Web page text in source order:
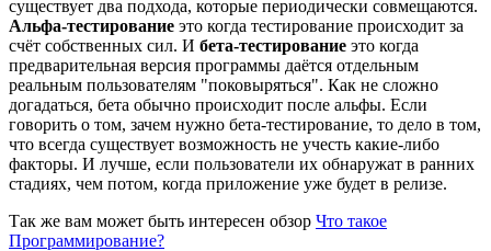
существует два подхода, которые периодически совмещаются.
Альфа-тестирование это когда тестирование происходит за
счёт собственных сил. И бета-тестирование это когда
предварительная версия программы даётся отдельным
реальным пользователям "поковыряться". Как не сложно
догадаться, бета обычно происходит после альфы. Если
говорить о том, зачем нужно бета-тестирование, то дело в том,
что всегда существует возможность не учесть какие-либо
факторы. И лучше, если пользователи их обнаружат в ранних
стадиях, чем потом, когда приложение уже будет в релизе.
Так же вам может быть интересен обзор Что такое
Программирование?